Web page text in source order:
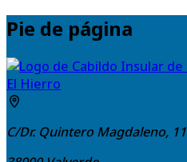
Pie de página
El Hierro
C/Dr. Quintero Magdaleno, 11